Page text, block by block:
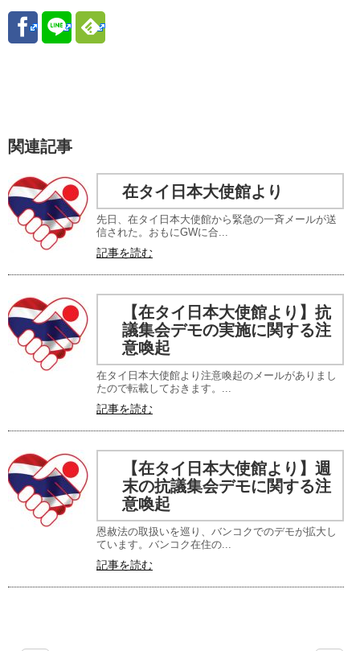
関連記事
在タイ日本大使館より
先日、在タイ日本大使館から緊急の一斉メールが送
信された。おもにGWに合...
記事を読む
【在タイ日本大使館より】抗
議集会デモの実施に関する注
意喚起
在タイ日本大使館より注意喚起のメールがありまし
たので転載しておきます。...
記事を読む
【在タイ日本大使館より】週
末の抗議集会デモに​関する注
意喚起
恩赦法の取扱いを巡り、バンコクでのデモが拡大し
ています。バンコク在住の...
記事を読む